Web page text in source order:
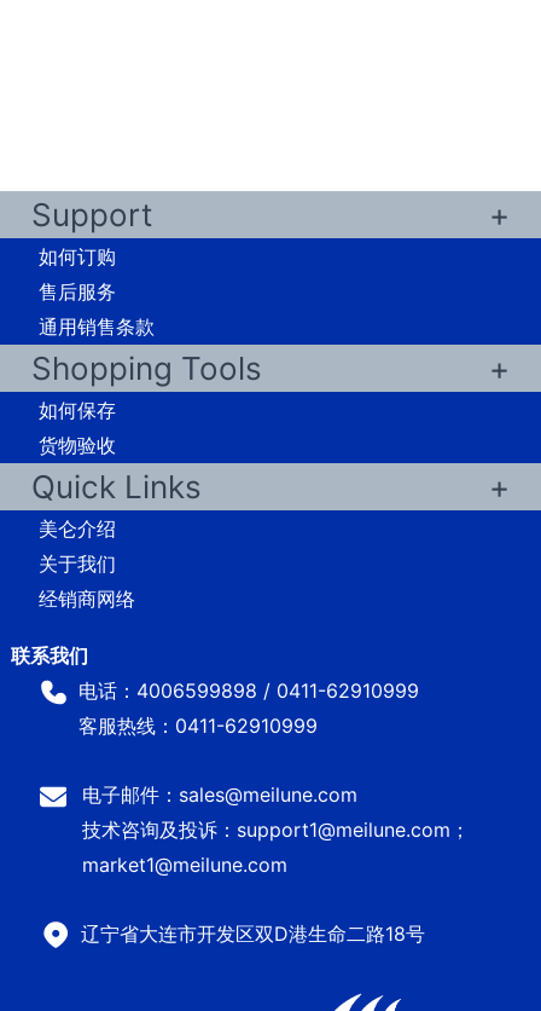
Support
如何订购
售后服务
通用销售条款
Shopping Tools
如何保存
货物验收
Quick Links
美仑介绍
关于我们
经销商网络
电话：4006599898 / 0411-62910999
客服热线：0411-62910999
电子邮件：sales@meilune.com
技术咨询及投诉：support1@meilune.com；
market1@meilune.com
辽宁省大连市开发区双D港生命二路18号